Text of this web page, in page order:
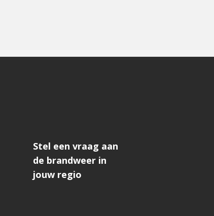
Stel een vraag aan
de brandweer in
jouw regio